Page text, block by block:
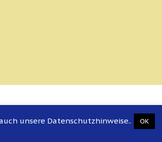
unsere Datenschutzhinweise.. OK